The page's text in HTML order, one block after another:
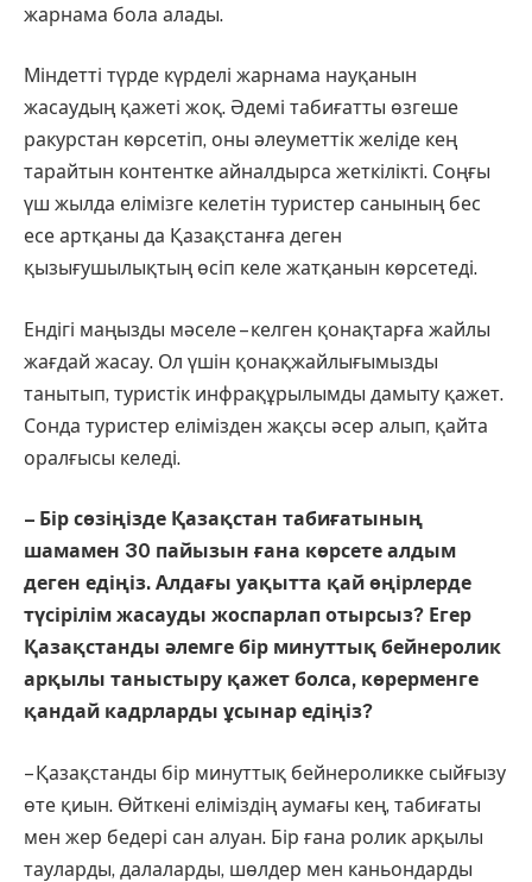
жарнама бола алады.
Міндетті түрде күрделі жарнама науқанын
жасаудың қажеті жоқ. Әдемі табиғатты өзгеше
ракурстан көрсетіп, оны әлеуметтік желіде кең
тарайтын контентке айналдырса жеткілікті. Соңғы
үш жылда елімізге келетін туристер санының бес
есе артқаны да Қазақстанға деген
қызығушылықтың өсіп келе жатқанын көрсетеді.
Ендігі маңызды мәселе – келген қонақтарға жайлы
жағдай жасау. Ол үшін қонақжайлығымызды
танытып, туристік инфрақұрылымды дамыту қажет.
Сонда туристер елімізден жақсы әсер алып, қайта
оралғысы келеді.
– Бір сөзіңізде Қазақстан табиғатының
шамамен 30 пайызын ғана көрсете алдым
деген едіңіз. Алдағы уақытта қай өңірлерде
түсірілім жасауды жоспарлап отырсыз? Егер
Қазақстанды әлемге бір минуттық бейнеролик
арқылы таныстыру қажет болса, көрерменге
қандай кадрларды ұсынар едіңіз?
– Қазақстанды бір минуттық бейнероликке сыйғызу
өте қиын. Өйткені еліміздің аумағы кең, табиғаты
мен жер бедері сан алуан. Бір ғана ролик арқылы
тауларды, далаларды, шөлдер мен каньондарды